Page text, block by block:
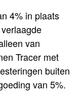
4% in plaats
van
Tracer met
buiten
van 5%.